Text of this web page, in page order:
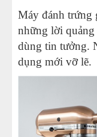
Máy đánh trứng
những lời quảng
dùng tin tưởng.
dụng mới vỡ lẽ.